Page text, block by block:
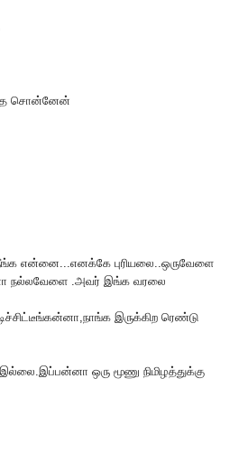
சொன்னேன்
என்னை...எனக்கே புரியலை..ஒருவேளை
நல்லவேளை .அவர் இங்க வரலை
இருக்கிற ரெண்டு
ஒரு மூணு நிமிழத்துக்கு